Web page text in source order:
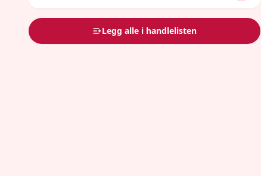
Legg alle i handlelisten